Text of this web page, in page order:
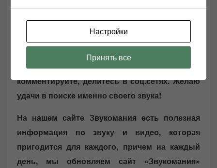
Одноклассники,
Не забывайте сохранять нас в закладках!
(CTRL+SHiFT+D)
Подписывайтесь,
комментируйте, делитесь в соц.сетях. Желаю
удачи в поиске именно своего звука!
На нашем сайте Звукомания есть полезная
информация по звуку и видео, которая
пригодится для каждого, причем на каждый
день, мы обновляем сайт «Звукомания»
Настройки
Принять все